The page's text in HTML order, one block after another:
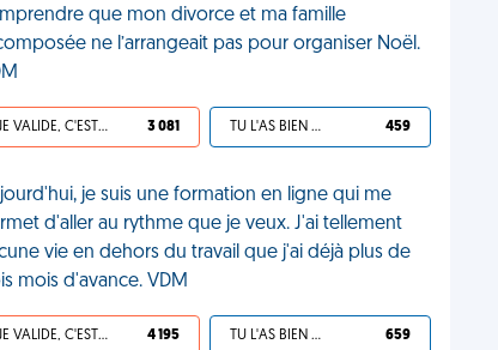
que mon divorce et ma famille
ne l’arrangeait pas pour organiser Noël.
JE VALIDE, C'EST UNE VDM 3 081 TU L'AS BIEN MÉRITÉ 459
je suis une formation en ligne qui me
d'aller au rythme que je veux. J'ai tellement
vie en dehors du travail que j'ai déjà plus de
mois d'avance. VDM
JE VALIDE, C'EST UNE VDM 4 195 TU L'AS BIEN MÉRITÉ 659